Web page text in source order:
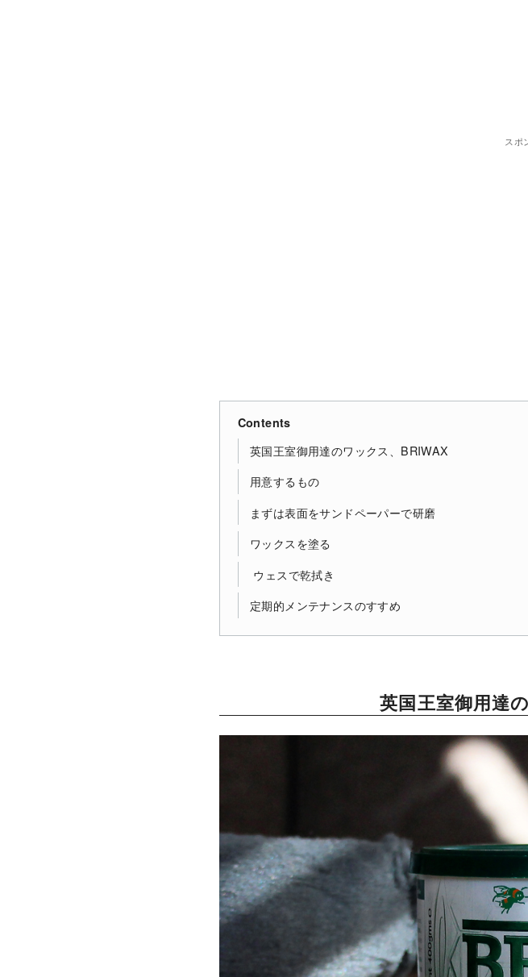
スポ
Contents
英国王室御用達のワックス、BRIWAX
用意するもの
まずは表面をサンドペーパーで研磨
ワックスを塗る
ウェスで乾拭き
定期的メンテナンスのすすめ
英国王室御用達